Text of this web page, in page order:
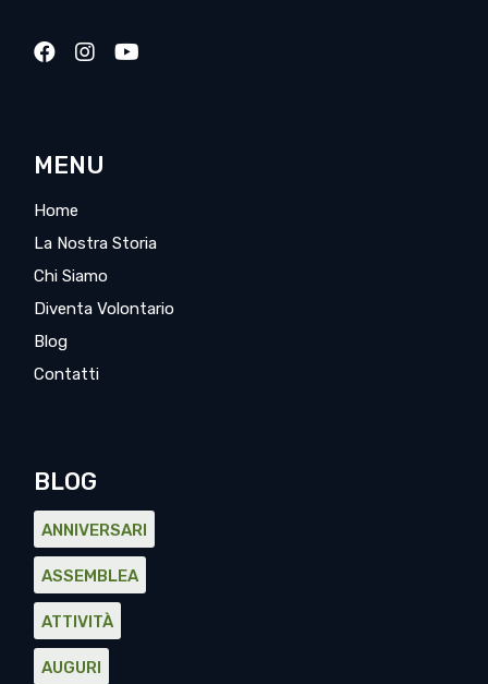
MENU
Home
La Nostra Storia
Chi Siamo
Diventa Volontario
Blog
Contatti
BLOG
ANNIVERSARI
ASSEMBLEA
ATTIVITÀ
AUGURI